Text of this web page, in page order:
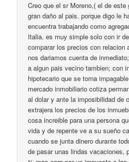
Creo que el sr Moreno,( el de este
gran daño al pais. porque digo le
encuentra trabajando como
Italia. es muy simple solo con ir
comparar los precios con relacion
nos dariamos cuenta de
a algun pais vecino tambien; con
hipotecario que se torna
mercado inmobiliario cotiza
al dolar y ante la imposibilidad de
extrajera los precios de los
cosa increible para una persona
vida y de repente ve a su sueño
cuando se junta dinero durante
de pasar unas lindas vacaciones,